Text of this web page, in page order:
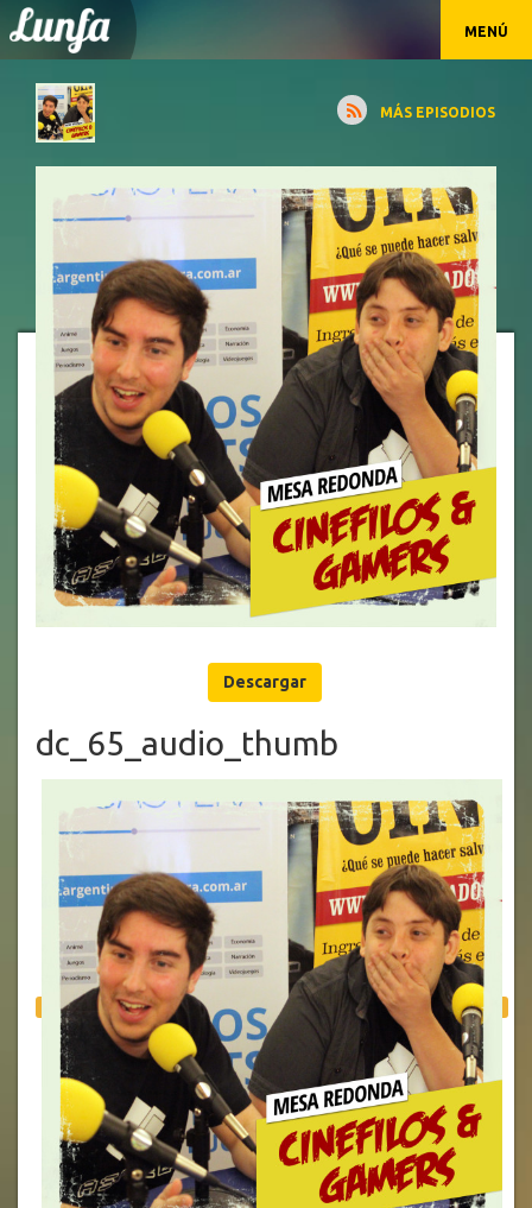
MENÚ
MÁS EPISODIOS
Descargar
dc_65_audio_thumb